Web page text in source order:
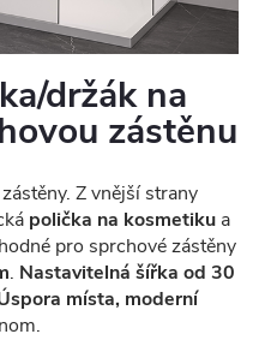
držák na
zástěnu
Z vnější strany
polička na kosmetiku a
pro sprchové zástěny
. Nastavitelná šířka od 30
místa, moderní